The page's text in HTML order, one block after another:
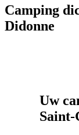
Camping
Didonne
Uw
Saint-